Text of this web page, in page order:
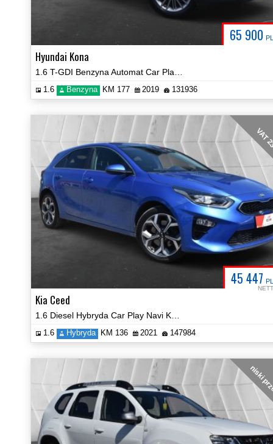
65 900
Hyundai Kona
1.6 Benzyna KM 177 2019 131936
45 447
VAT
Kia Ceed
1.6 Hybryda KM 136 2021 147984
niski